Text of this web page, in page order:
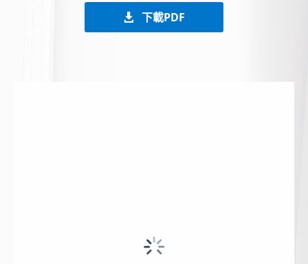
下載PDF